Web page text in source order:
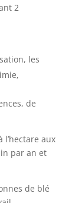
2
les
de
aux
par an et
de blé